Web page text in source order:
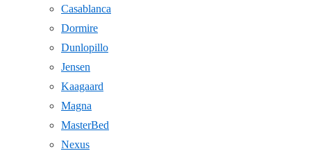
Casablanca
Dormire
Dunlopillo
Jensen
Kaagaard
Magna
MasterBed
Nexus